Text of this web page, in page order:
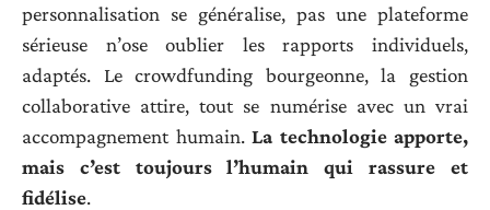
personnalisation se généralise, pas une plateforme
sérieuse n’ose oublier les rapports individuels,
adaptés. Le crowdfunding bourgeonne, la gestion
collaborative attire, tout se numérise avec un vrai
accompagnement humain. La technologie apporte,
mais c’est toujours l’humain qui rassure et
fidélise.